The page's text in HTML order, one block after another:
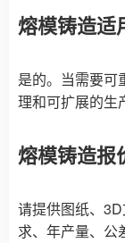
熔模铸造适
是的。当需要可
理和可扩展的生
熔模铸造报
请提供图纸、
求、年产量、公